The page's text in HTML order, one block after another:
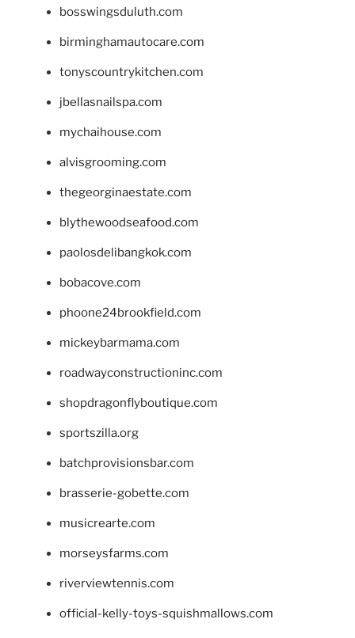
bosswingsduluth.com
birminghamautocare.com
tonyscountrykitchen.com
jbellasnailspa.com
mychaihouse.com
alvisgrooming.com
thegeorginaestate.com
blythewoodseafood.com
paolosdelibangkok.com
bobacove.com
phoone24brookfield.com
mickeybarmama.com
roadwayconstructioninc.com
shopdragonflyboutique.com
sportszilla.org
batchprovisionsbar.com
brasserie-gobette.com
musicrearte.com
morseysfarms.com
riverviewtennis.com
official-kelly-toys-squishmallows.com